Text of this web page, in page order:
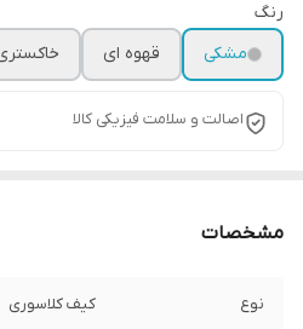
رنگ
مشکی
قهوه ای
اصالت و سلامت فیزیکی کالا
مشخصات
نوع کیف کلاسوری